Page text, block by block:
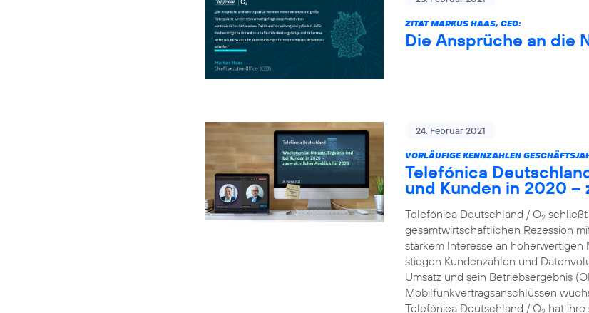
ZITAT MARKUS HAAS, CEO:
Die Ansprüche an die
24. Februar 2021
VORLÄUFIGE KENNZAHLEN
Telefónica
und Kunden in 2020
Telefónica Deutschland / O2
gesamtwirtschaftlichen Rezession
starkem Interesse an
stiegen Kundenzahlen und
Umsatz und sein Betriebsergebnis
Mobilfunkvertragsanschlüssen
Telefónica Deutschland / O hat